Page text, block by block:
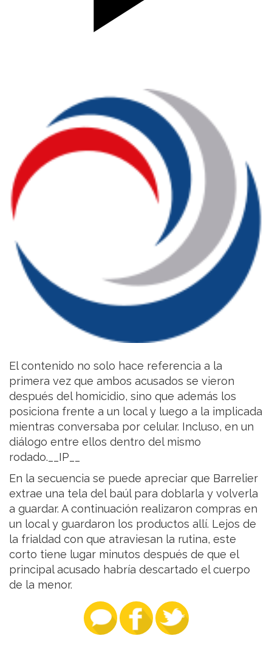
El contenido no solo hace referencia a la
primera vez que ambos acusados se vieron
después del homicidio, sino que además los
posiciona frente a un local y luego a la implicada
mientras conversaba por celular. Incluso, en un
diálogo entre ellos dentro del mismo
rodado.__IP__
En la secuencia se puede apreciar que Barrelier
extrae una tela del baúl para doblarla y volverla
a guardar. A continuación realizaron compras en
un local y guardaron los productos allí. Lejos de
la frialdad con que atraviesan la rutina, este
corto tiene lugar minutos después de que el
principal acusado habría descartado el cuerpo
de la menor.